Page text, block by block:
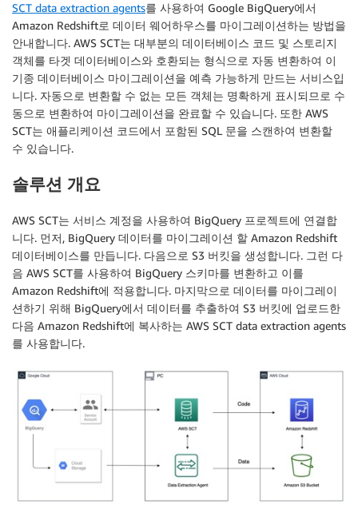
SCT data extraction agents를 사용하여 Google BigQuery에서
Amazon Redshift로 데이터 웨어하우스를 마이그레이션하는 방법을
안내합니다. AWS SCT는 대부분의 데이터베이스 코드 및 스토리지
객체를 타겟 데이터베이스와 호환되는 형식으로 자동 변환하여 이
기종 데이터베이스 마이그레이션을 예측 가능하게 만드는 서비스입
니다. 자동으로 변환할 수 없는 모든 객체는 명확하게 표시되므로 수
동으로 변환하여 마이그레이션을 완료할 수 있습니다. 또한 AWS
SCT는 애플리케이션 코드에서 포함된 SQL 문을 스캔하여 변환할
수 있습니다.
솔루션 개요
AWS SCT는 서비스 계정을 사용하여 BigQuery 프로젝트에 연결합
니다. 먼저, BigQuery 데이터를 마이그레이션 할 Amazon Redshift
데이터베이스를 만듭니다. 다음으로 S3 버킷을 생성합니다. 그런 다
음 AWS SCT를 사용하여 BigQuery 스키마를 변환하고 이를
Amazon Redshift에 적용합니다. 마지막으로 데이터를 마이그레이
션하기 위해 BigQuery에서 데이터를 추출하여 S3 버킷에 업로드한
다음 Amazon Redshift에 복사하는 AWS SCT data extraction agents
를 사용합니다.